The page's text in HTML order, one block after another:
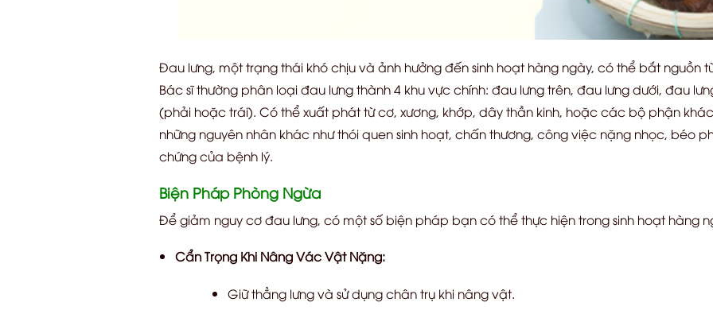
Đau lưng, một trạng thái khó chịu và ảnh hưởng đến sinh hoạt hàng ngày, có thể bắt nguồn
Bác sĩ thường phân loại đau lưng thành 4 khu vực chính: đau lưng trên, đau lưng dưới, đau
(phải hoặc trái). Có thể xuất phát từ cơ, xương, khớp, dây thần kinh, hoặc các bộ phận
những nguyên nhân khác như thói quen sinh hoạt, chấn thương, công việc nặng nhọc, béo
chứng của bệnh lý.
Biện Pháp Phòng Ngừa
Để giảm nguy cơ đau lưng, có một số biện pháp bạn có thể thực hiện trong sinh hoạt hàng
Cẩn Trọng Khi Nâng Vác Vật Nặng:
Giữ thẳng lưng và sử dụng chân trụ khi nâng vật.